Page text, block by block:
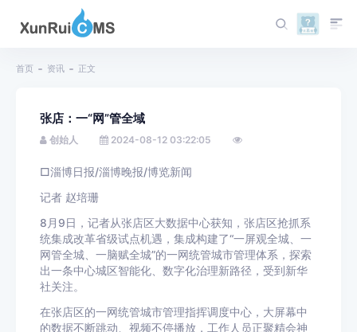
首页 资讯 正文
张店：一“网”管全域
创始人 2024-08-12 03:22:05
□淄博日报/淄博晚报/博览新闻
记者 赵培珊
8月9日，记者从张店区大数据中心获知，张店区抢抓系
统集成改革省级试点机遇，集成构建了“一屏观全城、一
网管全城、一脑赋全城”的一网统管城市管理体系，探索
出一条中心城区智能化、数字化治理新路径，受到新华
社关注。
在张店区的一网统管城市管理指挥调度中心，大屏幕中
的数据不断跳动、视频不停播放，工作人员正聚精会神